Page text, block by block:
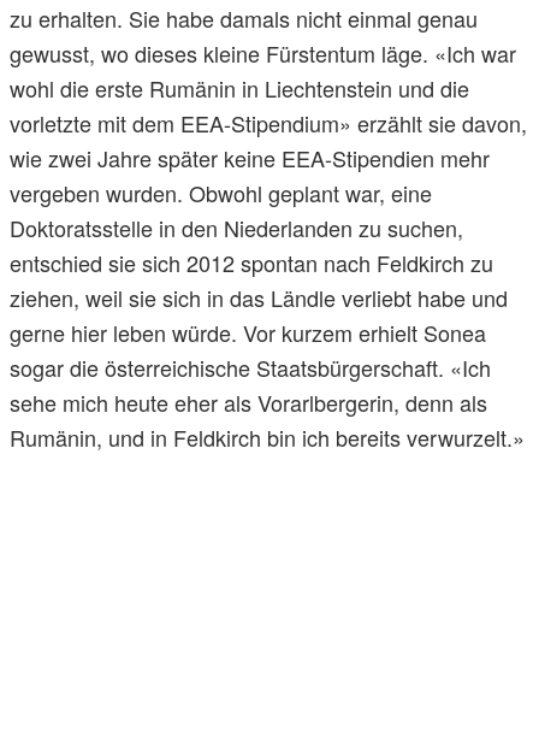
zu erhalten. Sie habe damals nicht einmal genau
gewusst, wo dieses kleine Fürstentum läge. «Ich war
wohl die erste Rumänin in Liechtenstein und die
vorletzte mit dem EEA-Stipendium» erzählt sie davon,
wie zwei Jahre später keine EEA-Stipendien mehr
vergeben wurden. Obwohl geplant war, eine
Doktoratsstelle in den Niederlanden zu suchen,
entschied sie sich 2012 spontan nach Feldkirch zu
ziehen, weil sie sich in das Ländle verliebt habe und
gerne hier leben würde. Vor kurzem erhielt Sonea
sogar die österreichische Staatsbürgerschaft. «Ich
sehe mich heute eher als Vorarlbergerin, denn als
Rumänin, und in Feldkirch bin ich bereits verwurzelt.»